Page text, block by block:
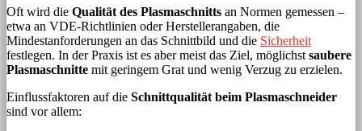
Oft wird die Qualität des Plasmaschnitts an Normen gemessen –
etwa an VDE-Richtlinien oder Herstellerangaben, die
Mindestanforderungen an das Schnittbild und die Sicherheit
festlegen. In der Praxis ist es aber meist das Ziel, möglichst saubere
Plasmaschnitte mit geringem Grat und wenig Verzug zu erzielen.
Einflussfaktoren auf die Schnittqualität beim Plasmaschneider
sind vor allem: